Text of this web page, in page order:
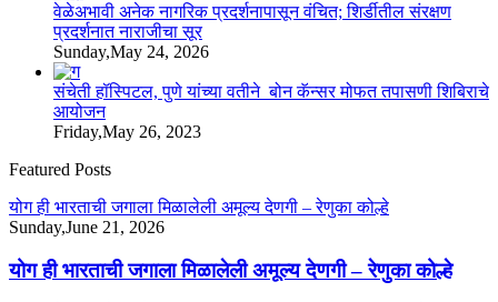
वेळेअभावी अनेक नागरिक प्रदर्शनापासून वंचित; शिर्डीतील संरक्षण
प्रदर्शनात नाराजीचा सूर
Sunday,May 24, 2026
संचेती हॉस्पिटल, पुणे यांच्या वतीने बोन कॅन्सर मोफत तपासणी शिबिराचे
आयोजन
Friday,May 26, 2023
Featured Posts
योग ही भारताची जगाला मिळालेली अमूल्य देणगी – रेणुका कोल्हे
Sunday,June 21, 2026
योग ही भारताची जगाला मिळालेली अमूल्य देणगी – रेणुका कोल्हे